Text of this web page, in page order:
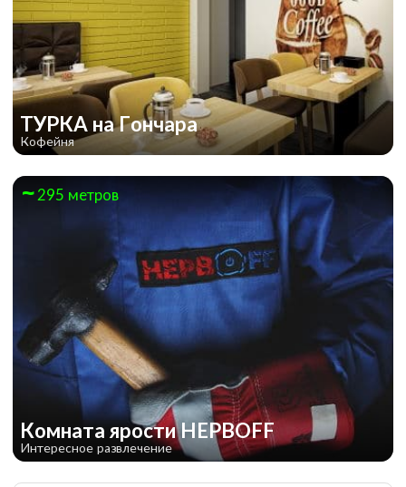
Секретная вечеринка
ТУРКА на Гончара
Кофейня
295 метров
Комната ярости НЕРВOFF
Интересное развлечение